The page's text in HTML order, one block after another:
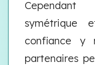
symétrique
confiance y
partenaires